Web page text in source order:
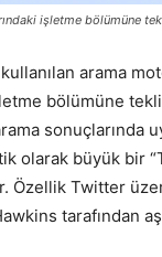
SEO,
işletme bölümüne
arama
bölümüne
sonuçlarında
olarak büyük bir
Özellik Twitter
tarafından